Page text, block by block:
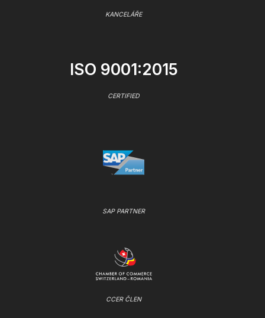
KANCELÁŘE
ISO 9001:2015
CERTIFIED
SAP PARTNER
CCER ČLEN